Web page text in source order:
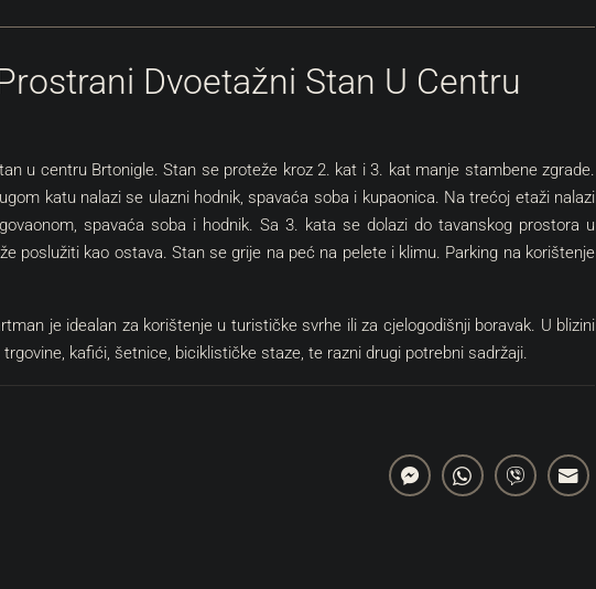
Dvoetažni Stan U Centru
u centru Brtonigle. Stan se proteže kroz 2. kat i 3. kat manje stambene zgrade.
katu nalazi se ulazni hodnik, spavaća soba i kupaonica. Na trećoj etaži nalazi
spavaća soba i hodnik. Sa 3. kata se dolazi do tavanskog prostora u
poslužiti kao ostava. Stan se grije na peć na pelete i klimu. Parking na korištenje
je idealan za korištenje u turističke svrhe ili za cjelogodišnji boravak. U blizini
kafići, šetnice, biciklističke staze, te razni drugi potrebni sadržaji.